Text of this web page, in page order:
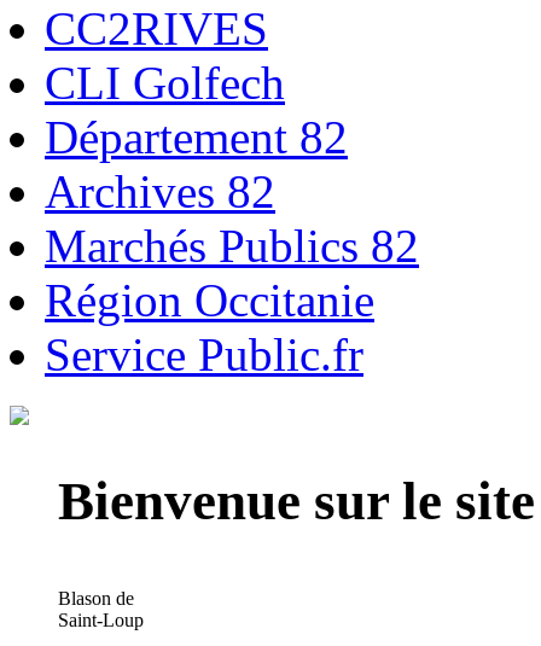
CC2RIVES
CLI Golfech
Département 82
Archives 82
Marchés Publics 82
Région Occitanie
Service Public.fr
Bienvenue sur le
Blason de
Saint-Loup